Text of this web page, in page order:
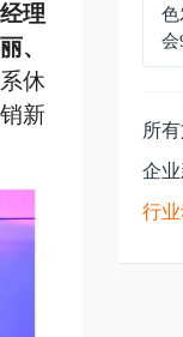
理
、
休
新
色
会
所
企
行